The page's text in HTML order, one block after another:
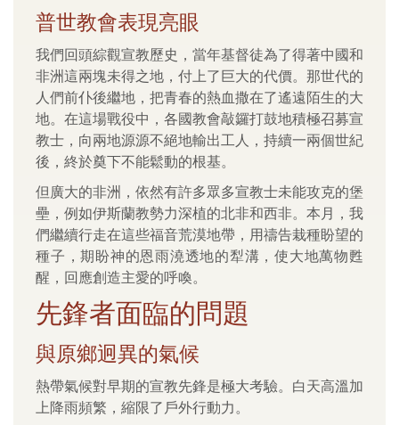
普世教會表現亮眼
我們回頭綜觀宣教歷史，當年基督徒為了得著中國和
非洲這兩塊未得之地，付上了巨大的代價。那世代的
人們前仆後繼地，把青春的熱血撒在了遙遠陌生的大
地。在這場戰役中，各國教會敲鑼打鼓地積極召募宣
教士，向兩地源源不絕地輸出工人，持續一兩個世紀
後，終於奠下不能鬆動的根基。
但廣大的非洲，依然有許多眾多宣教士未能攻克的堡
壘，例如伊斯蘭教勢力深植的北非和西非。本月，我
們繼續行走在這些福音荒漠地帶，用禱告栽種盼望的
種子，期盼神的恩雨澆透地的犁溝，使大地萬物甦
醒，回應創造主愛的呼喚。
先鋒者面臨的問題
與原鄉迥異的氣候
熱帶氣候對早期的宣教先鋒是極大考驗。白天高溫加
上降雨頻繁，縮限了戶外行動力。